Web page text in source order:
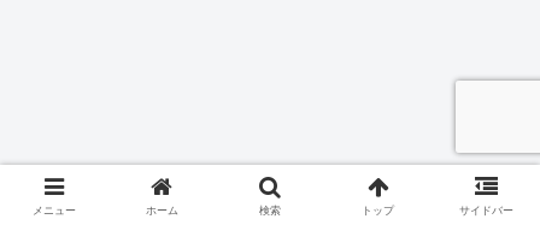
メニュー ホーム 検索 トップ サイドバー